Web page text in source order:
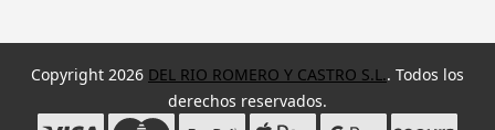
Copyright 2026 DEL RIO ROMERO Y CASTRO S.L.. Todos los
derechos reservados.